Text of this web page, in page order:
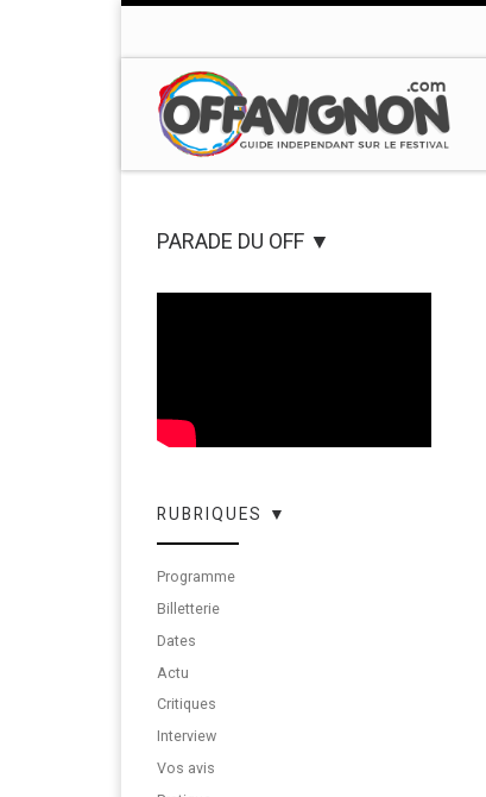
PARADE DU OFF ▼
RUBRIQUES ▼
Programme
Billetterie
Dates
Actu
Critiques
Interview
Vos avis